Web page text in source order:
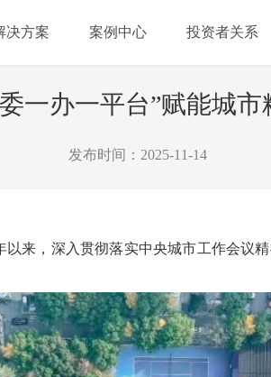
决方案 案例中心 投资者关系
一办一平台”赋能城市
发布时间：2025-11-14
来，深入贯彻落实中央城市工作会议